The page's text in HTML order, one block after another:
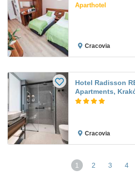
Aparthotel
Cracovia
Hotel Radisson
Apartments,
Cracovia
1
(página
2 3 4